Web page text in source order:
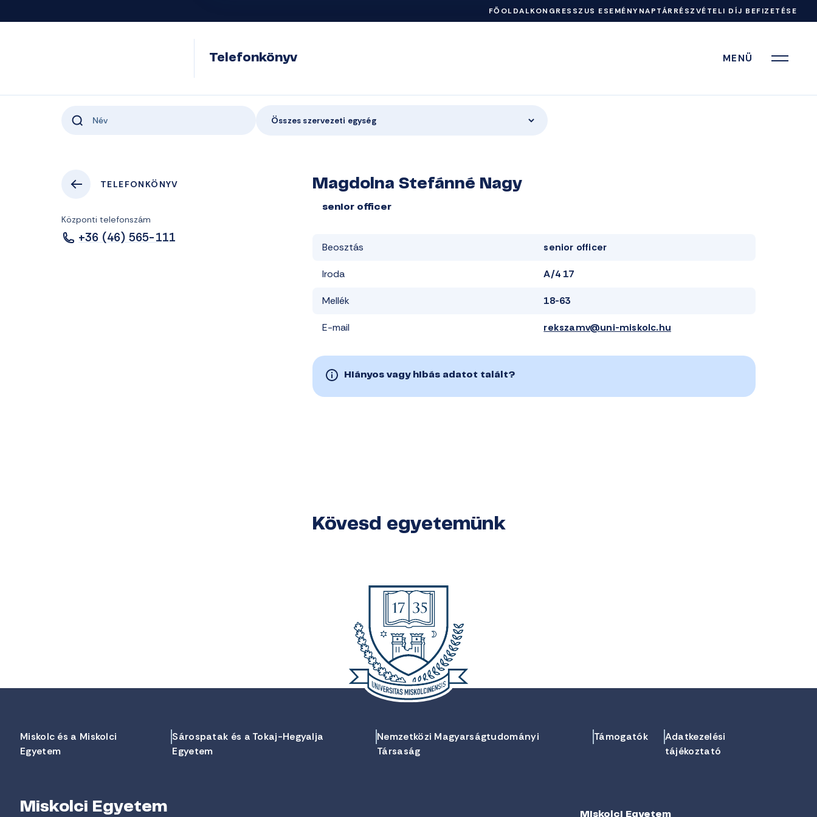
FŐOLDALKONGRESSZUS ESEMÉNYNAPTÁRRÉSZVÉTELI DÍJ BEFIZETÉSE
Telefonkönyv MENÜ
Összes szervezeti egység
TELEFONKÖNYV
Központi telefonszám
+36 (46) 565-111
Magdolna Stefánné Nagy
senior officer
Beosztás senior officer
Iroda A/4 17
Mellék 18-63
E-mail rekszamv@uni-miskolc.hu
Hiányos vagy hibás adatot talált?
Kövesd egyetemünk
Miskolc és a Miskolci
Egyetem
Sárospatak és a Tokaj-Hegyalja
Egyetem
Nemzetközi Magyarságtudományi
Társaság
Támogatók
Adatkezelési
tájékoztató
Miskolci Egyetem Miskolci Egyetem